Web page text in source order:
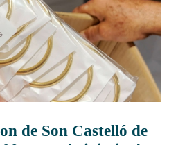
de Son Castelló de